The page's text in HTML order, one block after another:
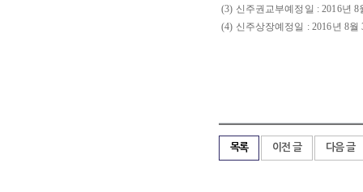
(3) 신주권교부예정일 : 2016년 8
(4) 신주상장예정일 : 2016년 8월
목록 이전 글 다음 글